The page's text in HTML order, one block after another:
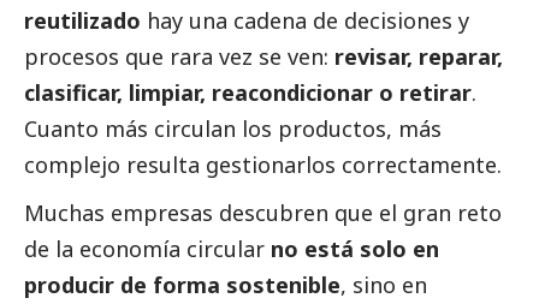
reutilizado hay una cadena de decisiones y
procesos que rara vez se ven: revisar, reparar,
clasificar, limpiar, reacondicionar o retirar.
Cuanto más circulan los productos, más
complejo resulta gestionarlos correctamente.
Muchas empresas descubren que el gran reto
de la economía circular no está solo en
producir de forma sostenible, sino en